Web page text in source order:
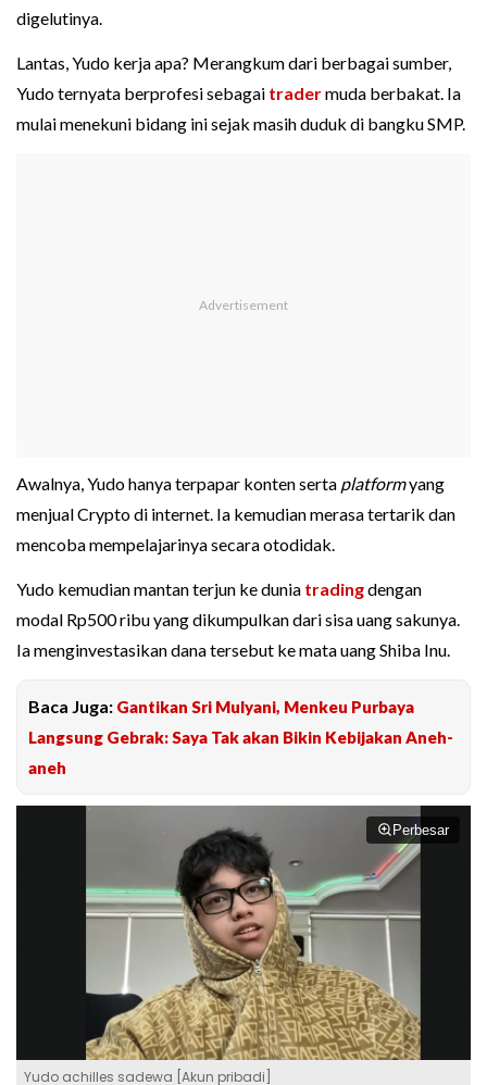
digelutinya.
Lantas, Yudo kerja apa? Merangkum dari berbagai sumber,
Yudo ternyata berprofesi sebagai tradermuda berbakat. Ia
mulai menekuni bidang ini sejak masih duduk di bangku SMP.
Awalnya, Yudo hanya terpapar konten serta platformyang
menjual Crypto di internet. Ia kemudian merasa tertarik dan
mencoba mempelajarinya secara otodidak.
Yudo kemudian mantan terjun ke dunia tradingdengan
modal Rp500 ribu yang dikumpulkan dari sisa uang sakunya.
Ia menginvestasikan dana tersebut ke mata uang Shiba Inu.
Baca Juga: Gantikan Sri Mulyani, Menkeu Purbaya
Langsung Gebrak: Saya Tak akan Bikin Kebijakan Aneh-
aneh
Perbesar
Yudo achilles sadewa [Akun pribadi]